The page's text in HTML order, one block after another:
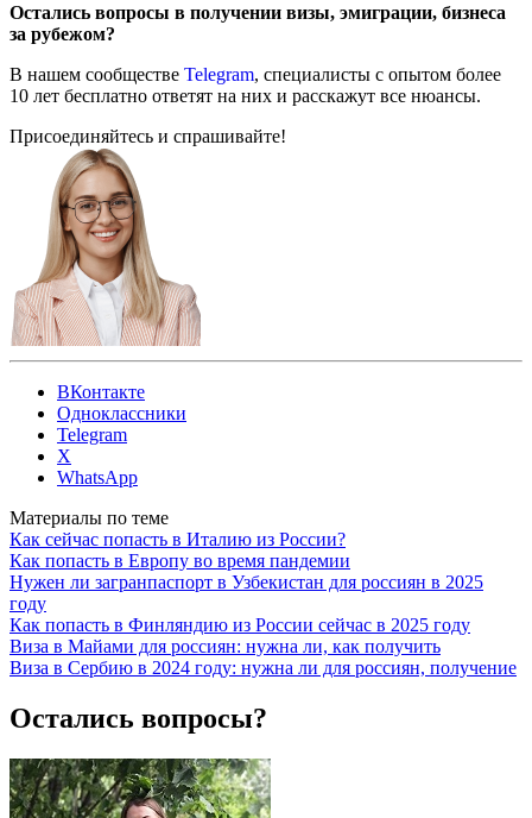
Остались вопросы в получении визы, эмиграции, бизнеса
за рубежом?
В нашем сообществе Telegram, специалисты с опытом более
10 лет бесплатно ответят на них и расскажут все нюансы.
Присоединяйтесь и спрашивайте!
ВКонтакте
Одноклассники
Telegram
X
WhatsApp
Материалы по теме
Как сейчас попасть в Италию из России?
Как попасть в Европу во время пандемии
Нужен ли загранпаспорт в Узбекистан для россиян в 2025
году
Как попасть в Финляндию из России сейчас в 2025 году
Виза в Майами для россиян: нужна ли, как получить
Виза в Сербию в 2024 году: нужна ли для россиян, получение
Остались вопросы?